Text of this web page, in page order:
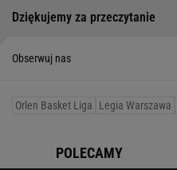
Dziękujemy za przeczytanie
Obserwuj nas
Orlen Basket Liga Legia Warszawa
POLECAMY